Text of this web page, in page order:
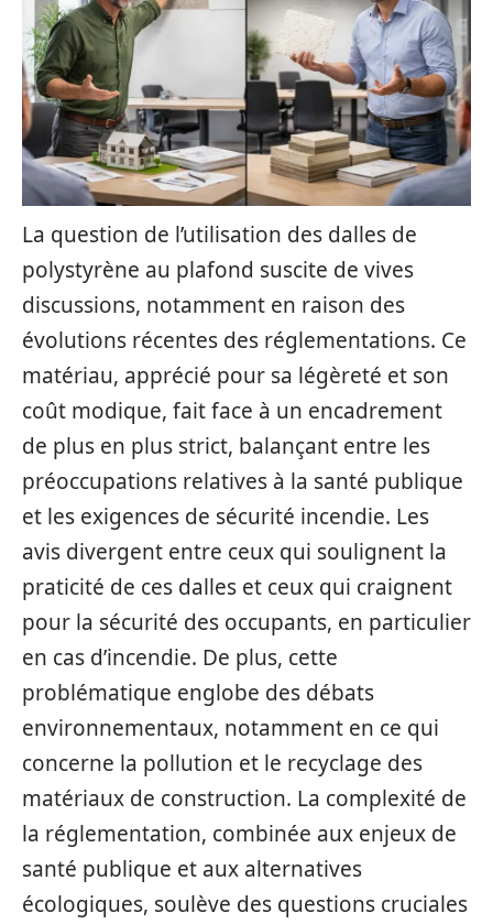
La question de l’utilisation des dalles de
polystyrène au plafond suscite de vives
discussions, notamment en raison des
évolutions récentes des réglementations. Ce
matériau, apprécié pour sa légèreté et son
coût modique, fait face à un encadrement
de plus en plus strict, balançant entre les
préoccupations relatives à la santé publique
et les exigences de sécurité incendie. Les
avis divergent entre ceux qui soulignent la
praticité de ces dalles et ceux qui craignent
pour la sécurité des occupants, en particulier
en cas d’incendie. De plus, cette
problématique englobe des débats
environnementaux, notamment en ce qui
concerne la pollution et le recyclage des
matériaux de construction. La complexité de
la réglementation, combinée aux enjeux de
santé publique et aux alternatives
écologiques, soulève des questions cruciales